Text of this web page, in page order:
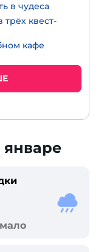
в чудеса
трёх квест-
кафе
январе